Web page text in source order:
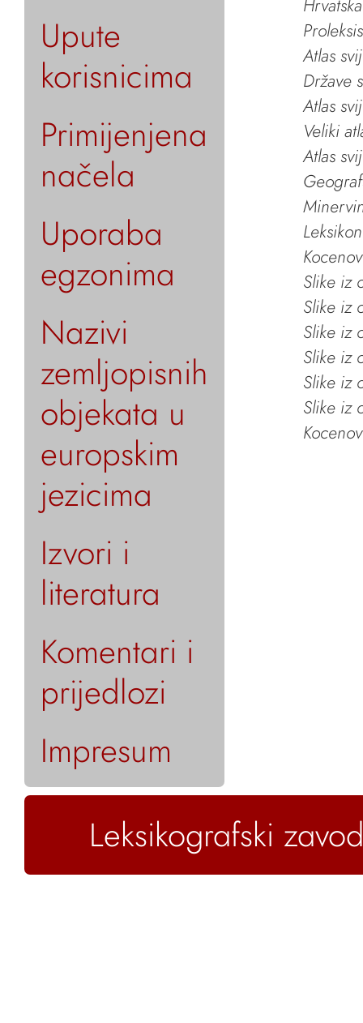
Upute
korisnicima
Primijenjena
načela
Uporaba
egzonima
Nazivi
zemljopisnih
objekata u
europskim
jezicima
Izvori i
literatura
Komentari i
prijedlozi
Impresum
Atlas
Države
Atlas
Veliki
Atlas
Slike iz
Slike iz
Slike iz
Slike iz
Slike iz
Slike iz
Leksikografski